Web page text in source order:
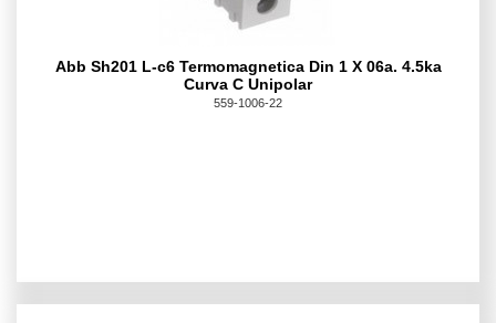
Abb Sh201 L-c6 Termomagnetica Din 1 X 06a. 4.5ka
Curva C Unipolar
559-1006-22